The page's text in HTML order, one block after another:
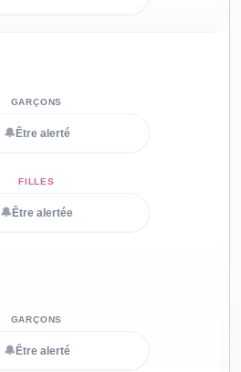
🔔 Être alerté
🔔 Être alertée
🔔 Être alerté